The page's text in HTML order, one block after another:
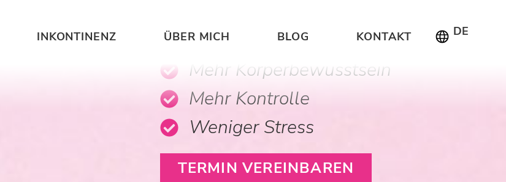
INKONTINENZ ÜBER MICH BLOG KONTAKT DE
Beckenbodentraining
Mehr Körperbewusstsein
Mehr Kontrolle
Weniger Stress
TERMIN VEREINBAREN